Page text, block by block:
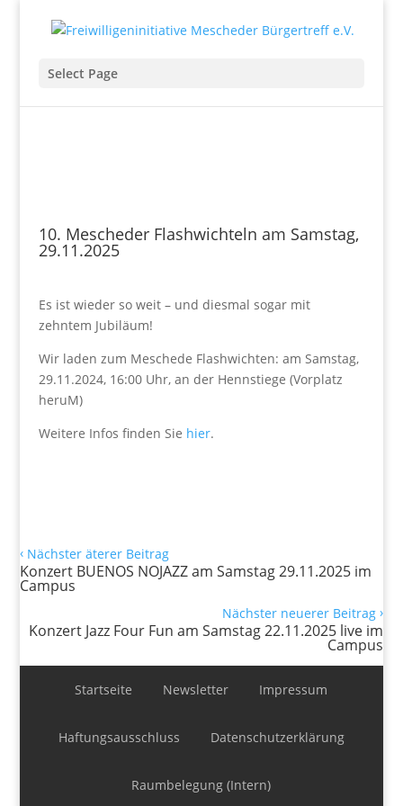
Select Page
10. Mescheder Flashwichteln am Samstag,
29.11.2025
Es ist wieder so weit – und diesmal sogar mit
zehntem Jubiläum!
Wir laden zum Meschede Flashwichten: am Samstag,
29.11.2024, 16:00 Uhr, an der Hennstiege (Vorplatz
heruM)
Weitere Infos finden Sie hier.
‹ Nächster äterer Beitrag
Konzert BUENOS NOJAZZ am Samstag 29.11.2025 im
Campus
Nächster neuerer Beitrag ›
Konzert Jazz Four Fun am Samstag 22.11.2025 live im
Campus
Startseite Newsletter Impressum
Haftungsausschluss Datenschutzerklärung
Raumbelegung (Intern)